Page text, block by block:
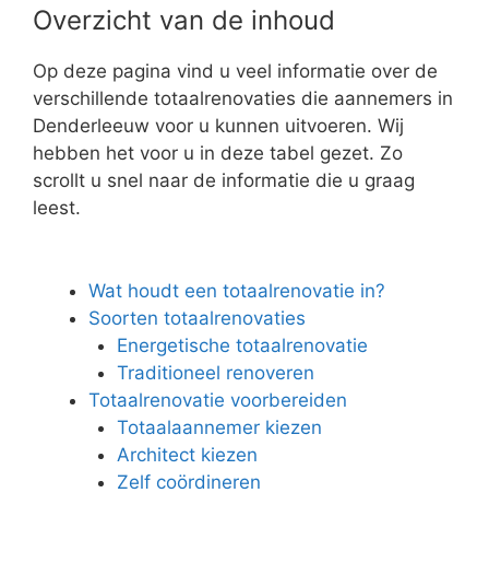
Overzicht van de inhoud
Op deze pagina vind u veel informatie over de
verschillende totaalrenovaties die aannemers in
Denderleeuw voor u kunnen uitvoeren. Wij
hebben het voor u in deze tabel gezet. Zo
scrollt u snel naar de informatie die u graag
leest.
Wat houdt een totaalrenovatie in?
Soorten totaalrenovaties
Energetische totaalrenovatie
Traditioneel renoveren
Totaalrenovatie voorbereiden
Totaalaannemer kiezen
Architect kiezen
Zelf coördineren